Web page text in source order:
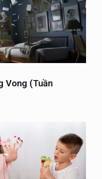
Vong (Tuần